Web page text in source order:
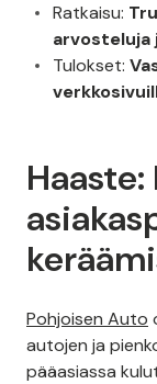
Ratkaisu:
arvosteluja
Tulokset:
Pohjoisen Auto
autojen ja
pääasiassa